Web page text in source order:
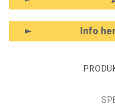
Info